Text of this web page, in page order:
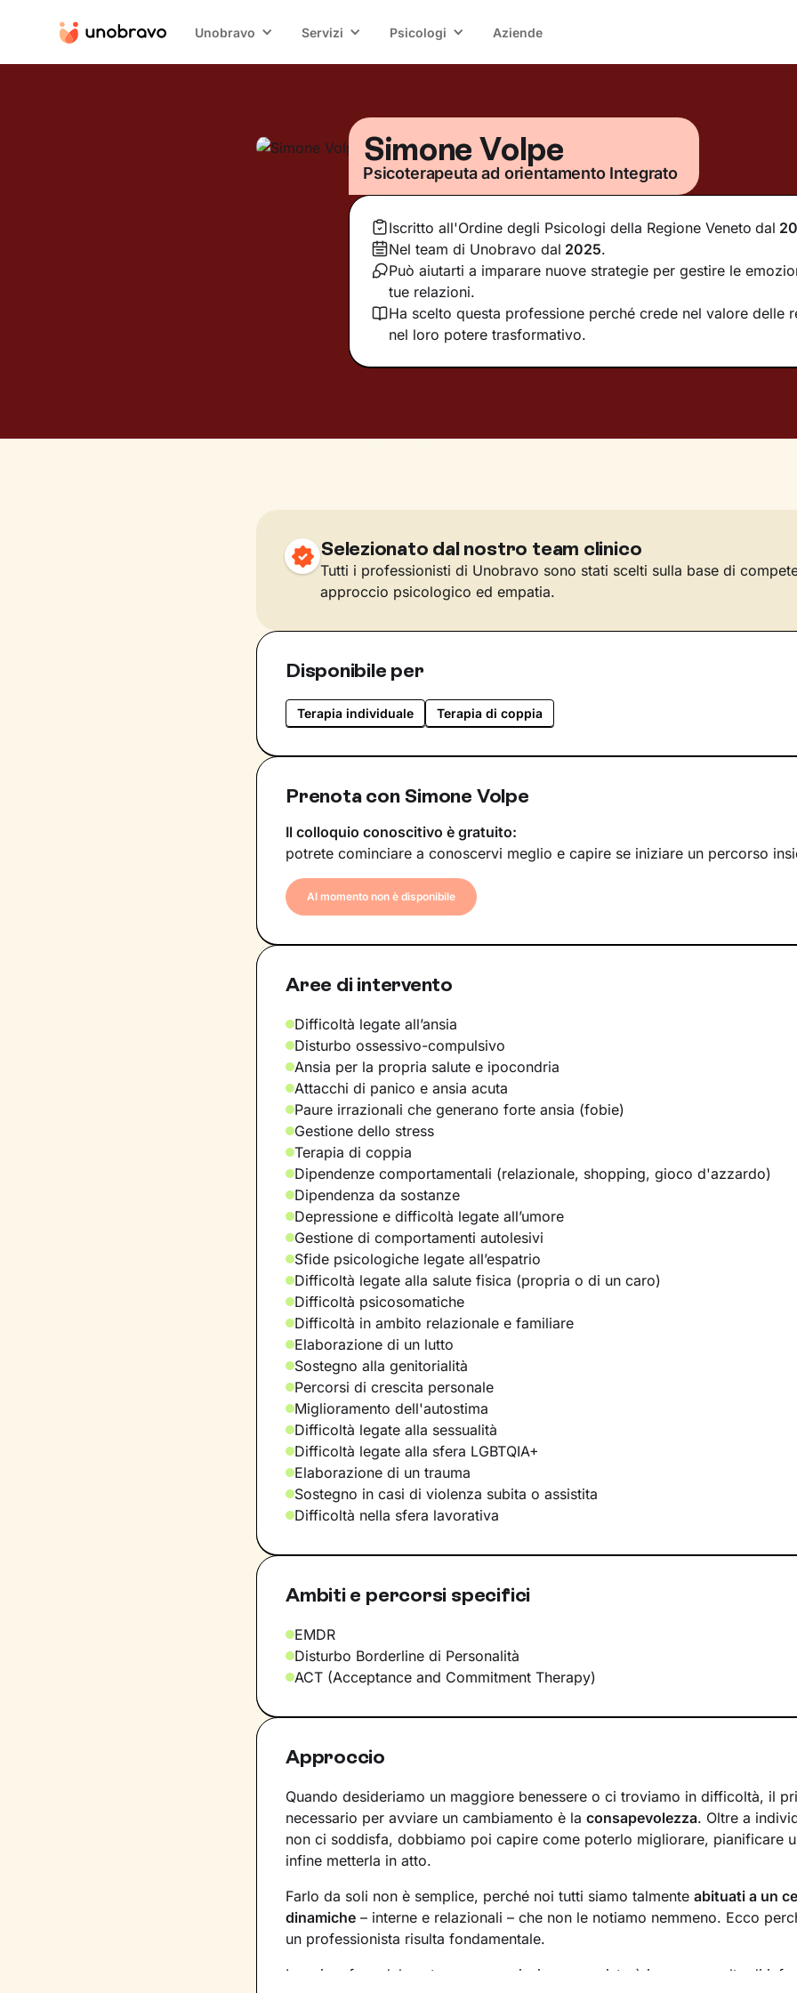
Unobravo Servizi Psicologi Aziende
Simone Volpe
Psicoterapeuta ad orientamento Integrato
Iscritto all'Ordine degli Psicologi della Regione Veneto dal
Nel team di Unobravo dal 2025.
Può aiutarti a imparare nuove strategie per gestire le
tue relazioni.
Ha scelto questa professione perché crede nel valore delle
nel loro potere trasformativo.
Selezionato dal nostro team clinico
Tutti i professionisti di Unobravo sono stati scelti sulla base di
approccio psicologico ed empatia.
Disponibile per
Terapia individuale Terapia di coppia
Prenota con Simone Volpe
Il colloquio conoscitivo è gratuito:
potrete cominciare a conoscervi meglio e capire se iniziare un percorso
Al momento non è disponibile
Aree di intervento
Difficoltà legate all’ansia
Disturbo ossessivo-compulsivo
Ansia per la propria salute e ipocondria
Attacchi di panico e ansia acuta
Paure irrazionali che generano forte ansia (fobie)
Gestione dello stress
Terapia di coppia
Dipendenze comportamentali (relazionale, shopping, gioco d'azzardo)
Dipendenza da sostanze
Depressione e difficoltà legate all’umore
Gestione di comportamenti autolesivi
Sfide psicologiche legate all’espatrio
Difficoltà legate alla salute fisica (propria o di un caro)
Difficoltà psicosomatiche
Difficoltà in ambito relazionale e familiare
Elaborazione di un lutto
Sostegno alla genitorialità
Percorsi di crescita personale
Miglioramento dell'autostima
Difficoltà legate alla sessualità
Difficoltà legate alla sfera LGBTQIA+
Elaborazione di un trauma
Sostegno in casi di violenza subita o assistita
Difficoltà nella sfera lavorativa
Ambiti e percorsi specifici
EMDR
Disturbo Borderline di Personalità
ACT (Acceptance and Commitment Therapy)
Approccio
Quando desideriamo un maggiore benessere o ci troviamo in difficoltà, il
necessario per avviare un cambiamento è la consapevolezza. Oltre a
non ci soddisfa, dobbiamo poi capire come poterlo migliorare, pianificare
infine metterla in atto.
Farlo da soli non è semplice, perché noi tutti siamo talmente abituati a un
dinamiche – interne e relazionali – che non le notiamo nemmeno. Ecco
un professionista risulta fondamentale.
La prima fase del nostro percorso insieme consisterà in una raccolta di